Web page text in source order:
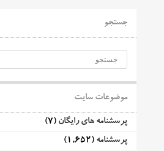
جستجو
موضوعات سایت
پرسشنامه های رایگان (7)
پرسشنامه (1,652)